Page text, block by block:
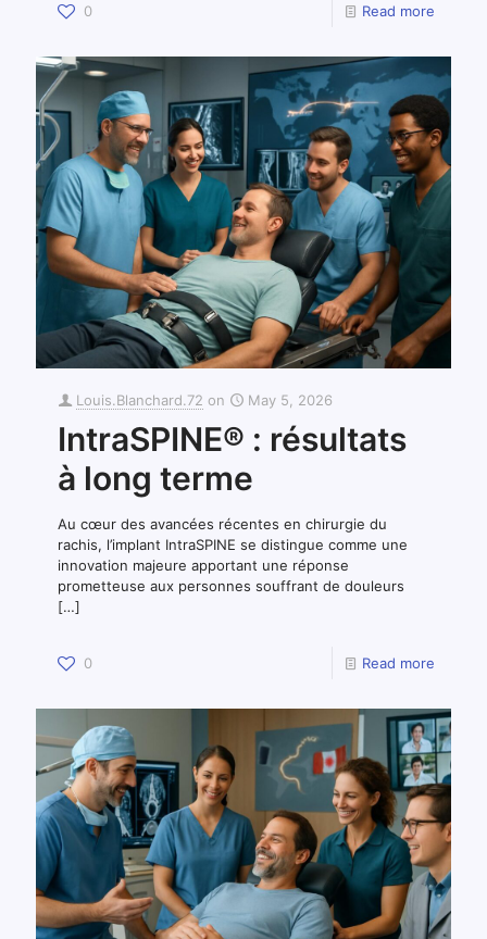
0 Read more
Louis.Blanchard.72 on May 5, 2026
IntraSPINE® : résultats
à long terme
Au cœur des avancées récentes en chirurgie du
rachis, l’implant IntraSPINE se distingue comme une
innovation majeure apportant une réponse
prometteuse aux personnes souffrant de douleurs
[…]
0 Read more